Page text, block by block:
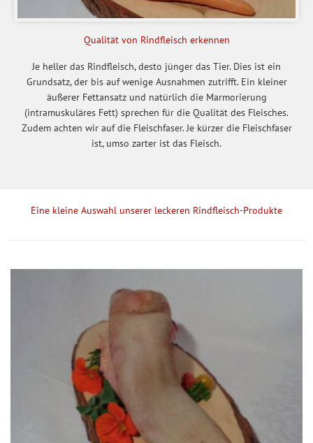
Qualität von Rindfleisch erkennen
Je heller das Rindfleisch, desto jünger das Tier. Dies ist ein
Grundsatz, der bis auf wenige Ausnahmen zutrifft. Ein kleiner
äußerer Fettansatz und natürlich die Marmorierung
(intramuskuläres Fett) sprechen für die Qualität des Fleisches.
Zudem achten wir auf die Fleischfaser. Je kürzer die Fleischfaser
ist, umso zarter ist das Fleisch.
Eine kleine Auswahl unserer leckeren Rindfleisch-Produkte
Dieses
Optionen
können
der
Produktseite